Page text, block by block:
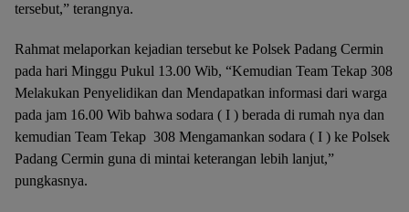
tersebut,” terangnya.
Rahmat melaporkan kejadian tersebut ke Polsek Padang Cermin
pada hari Minggu Pukul 13.00 Wib, “Kemudian Team Tekap 308
Melakukan Penyelidikan dan Mendapatkan informasi dari warga
pada jam 16.00 Wib bahwa sodara ( I ) berada di rumah nya dan
kemudian Team Tekap 308 Mengamankan sodara ( I ) ke Polsek
Padang Cermin guna di mintai keterangan lebih lanjut,”
pungkasnya.